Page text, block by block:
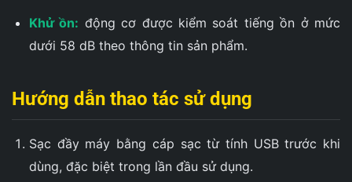
Khử ồn: động cơ được kiểm soát tiếng ồn ở mức
dưới 58 dB theo thông tin sản phẩm.
Hướng dẫn thao tác sử dụng
Sạc đầy máy bằng cáp sạc từ tính USB trước khi
dùng, đặc biệt trong lần đầu sử dụng.